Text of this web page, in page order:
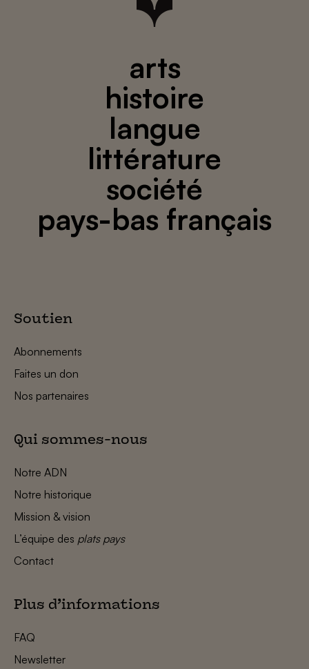
arts
histoire
langue
littérature
société
pays-bas français
Soutien
Abonnements
Faites un don
Nos partenaires
Qui sommes-nous
Notre ADN
Notre historique
Mission & vision
L’équipe des plats pays
Contact
Plus d’informations
FAQ
Newsletter